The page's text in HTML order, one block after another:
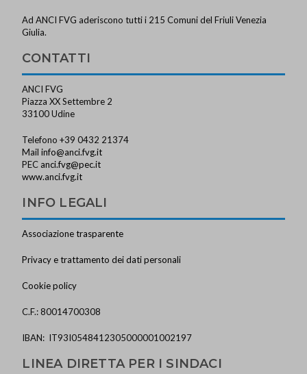
Ad ANCI FVG aderiscono tutti i 215 Comuni del Friuli Venezia
Giulia.
CONTATTI
ANCI FVG
Piazza XX Settembre 2
33100 Udine
Telefono +39 0432 21374
Mailinfo@anci.fvg.it
PEC anci.fvg@pec.it
www.anci.fvg.it
INFO LEGALI
Associazione trasparente
Privacy e trattamento dei dati personali
Cookie policy
C.F.: 80014700308
IBAN: IT93I0548412305000001002197
LINEA DIRETTA PER I SINDACI